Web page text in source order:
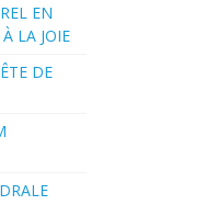
EN
LA JOIE
DE